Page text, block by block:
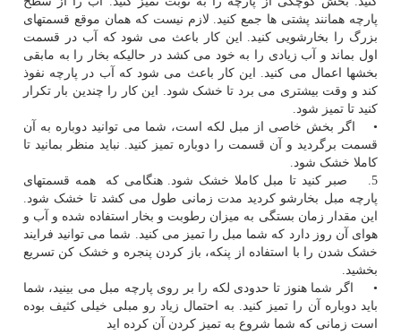
پارچه همانند پشتی ها جمع کنید. لازم نیست که همان موقع قسمتهای
بزرگ را بخارشویی کنید. این کار باعث می شود که آب در قسمت
اول بماند و آب زیادی را به خود می کشد در حالیکه بخار را به مابقی
بخشها اعمال می کنید. این کار باعث می شود که آب در پارچه نفوذ
کند و وقت بیشتری می برد تا خشک شود. این کار را چندین بار تکرار
کنید تا تمیز شود.
• اگر بخش خاصی از مبل لکه است، شما می توانید دوباره به آن
قسمت برگردید و آن قسمت را دوباره تمیز کنید. نباید منظر بمانید تا
کاملا خشک شود.
5. صبر کنید تا مبل کاملا خشک شود. هنگامی که همه قسمتهای
پارچه مبل بخارشو کردید مدت زمانی طول می کشد تا خشک شود.
این مقدار زمان بستگی به میزان رطوبت و بخار استفاده شده و آب و
هوای آن روز دارد که شما مبل را تمیز می کنید. شما می توانید فرایند
خشک شدن را با استفاده از پنکه، باز کردن پنجره و خشک کن تسریع
بخشید.
• اگر شما هنوز تا حدودی لکه را بر روی پارچه مبل می بینید، شما
باید دوباره آن را تمیز کنید. به احتمال زیاد رو مبلی خیلی کثیف بوده
است زمانی که شما شروع به تمیز کردن آن کرده اید